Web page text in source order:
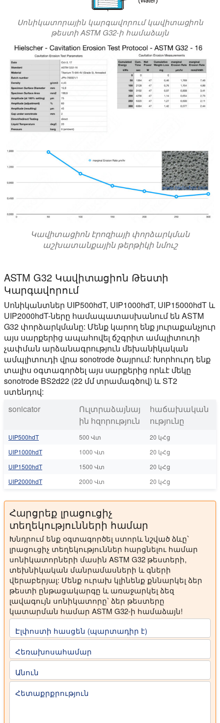
Սոնիկատորային կարգավորում կավիտացիոն
թեստի ASTM G32-ի համաձայն
Կավիտացիոն էրոզիայի փորձարկման
աշխատանքային թերթիկի նմուշ
ASTM G32 Կավիտացիոն Թեստի
Կարգավորում
Սոնիկանտներ UIP500hdT, UIP1000hdT, UIP15000hdT և
UIP2000hdT-ները համապատասխանում են ASTM
G32 փորձարկմանը: Մենք կարող ենք յուրաքանչյուր
այս սարքերից ապահովել ճշգրիտ ամպլիտուդի
չափման արձանագրություն մեխանիկական
ամպլիտուդի վրա sonotrode ծայրում: Խորհուրդ ենք
տալիս օգտագործել այս սարքերից որևէ մեկը
sonotrode BS2d22 (22 մմ տրամագծով) և ST2
ստենդով:
sonicator
Ուլտրաձայնայ
ին հզորություն
հաճախական
ությունը
UIP500hdT 500 Վտ
20 կՀց
UIP1000hdT
1000 Վտ
20 կՀց
UIP1500hdT
1500 Վտ
20 կՀց
UIP2000hdT
2000 Վտ 20 կՀց
Հարցրեք լրացուցիչ
տեղեկությունների համար
Խնդրում ենք օգտագործել ստորև նշված ձևը՝
լրացուցիչ տեղեկություններ հարցնելու համար
սոնիկատորների մասին ASTM G32 թեստերի,
տեխնիկական մանրամասների և գների
վերաբերյալ: Մենք ուրախ կլինենք քննարկել ձեր
թեստի ընթացակարգը և առաջարկել ձեզ
լավագույն սոնիկատորը՝ ձեր թեստերը
կատարման համար ASTM G32-ի համաձայն!
Էլփոստի հասցեն (պարտադիր է)
Հեռախոսահամար
Անուն
Հետաքրքրություն